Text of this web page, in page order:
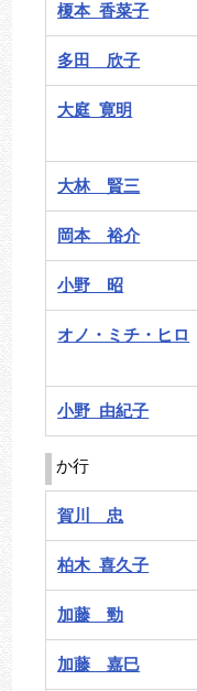
榎本 香菜子
多田 欣子
大庭 寛明
大林 賢三
岡本 裕介
小野 昭
オノ・ミチ・ヒロ
小野 由紀子
か行
賀川 忠
柏木 喜久子
加藤 勁
加藤 嘉巳